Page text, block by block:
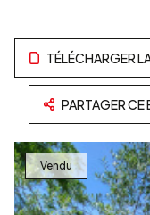
TÉLÉCHARGER
PARTAGER CE
Vendu